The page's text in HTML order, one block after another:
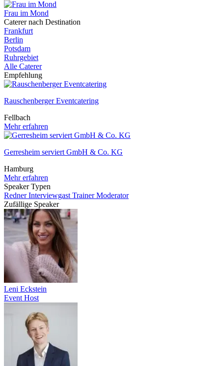
Frau im Mond
Caterer nach Destination
Frankfurt
Berlin
Potsdam
Ruhrgebiet
Alle Caterer
Empfehlung
Rauschenberger Eventcatering
Fellbach
Mehr erfahren
Gerresheim serviert GmbH & Co. KG
Hamburg
Mehr erfahren
Speaker Typen
RednerInterviewgast TrainerModerator
Zufällige Speaker
Leni Eckstein
Event Host